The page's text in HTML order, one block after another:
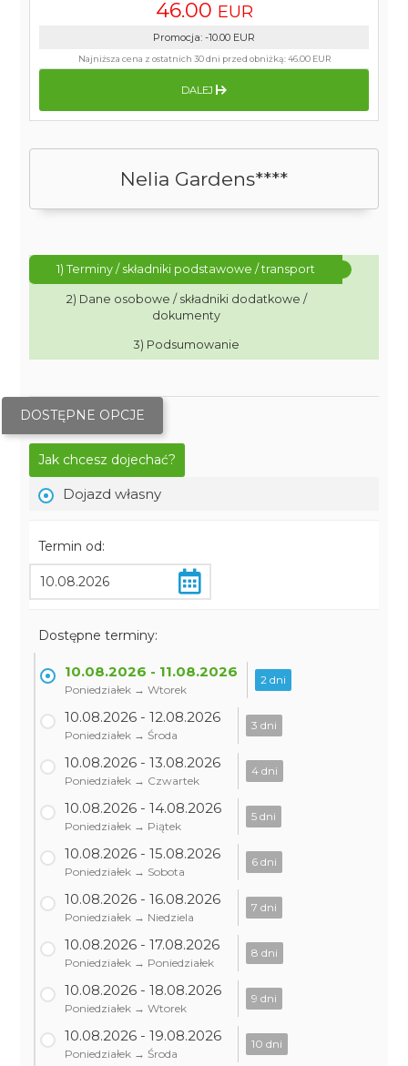
Nelia Gardens****
1) Terminy / składniki podstawowe / transport
2) Dane osobowe / składniki dodatkowe /
dokumenty
3) Podsumowanie
DOSTĘPNE OPCJE
Jak chcesz dojechać?
Dojazd własny
Termin od:
Dostępne terminy:
10.08.2026 - 11.08.2026
Poniedziałek → Wtorek
2 dni
10.08.2026 - 12.08.2026
Poniedziałek → Środa
3 dni
10.08.2026 - 13.08.2026
Poniedziałek → Czwartek
4 dni
10.08.2026 - 14.08.2026
Poniedziałek → Piątek
5 dni
10.08.2026 - 15.08.2026
Poniedziałek → Sobota
6 dni
10.08.2026 - 16.08.2026
Poniedziałek → Niedziela
7 dni
10.08.2026 - 17.08.2026
Poniedziałek → Poniedziałek
8 dni
10.08.2026 - 18.08.2026
Poniedziałek → Wtorek
9 dni
10.08.2026 - 19.08.2026
Poniedziałek → Środa
10 dni
46.00 EUR
Promocja: -10.00 EUR
Najniższa cena z ostatnich 30 dni przed obniżką:46.00 EUR
DALEJ